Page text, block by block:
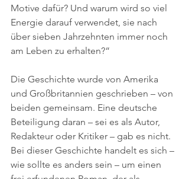
Motive dafür? Und warum wird so viel
Energie darauf verwendet, sie nach
über sieben Jahrzehnten immer noch
am Leben zu erhalten?“
Die Geschichte wurde von Amerika
und Großbritannien geschrieben – von
beiden gemeinsam. Eine deutsche
Beteiligung daran – sei es als Autor,
Redakteur oder Kritiker – gab es nicht.
Bei dieser Geschichte handelt es sich –
wie sollte es anders sein – um einen